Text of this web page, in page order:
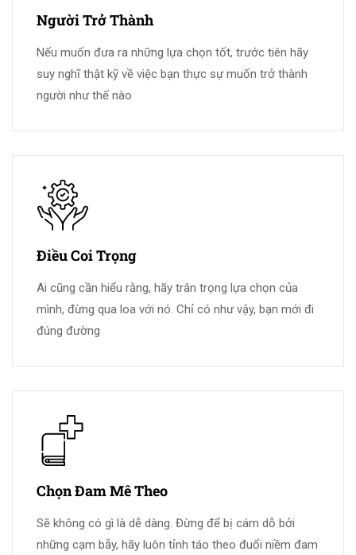
Người Trở Thành
Nếu muốn đưa ra những lựa chọn tốt, trước tiên hãy
suy nghĩ thật kỹ về việc bạn thực sự muốn trở thành
người như thế nào
Điều Coi Trọng
Ai cũng cần hiểu rằng, hãy trân trọng lựa chọn của
mình, đừng qua loa với nó. Chỉ có như vậy, bạn mới đi
đúng đường
Chọn Đam Mê Theo
Sẽ không có gì là dễ dàng. Đừng để bị cám dỗ bởi
những cạm bẫy, hãy luôn tỉnh táo theo đuổi niềm đam